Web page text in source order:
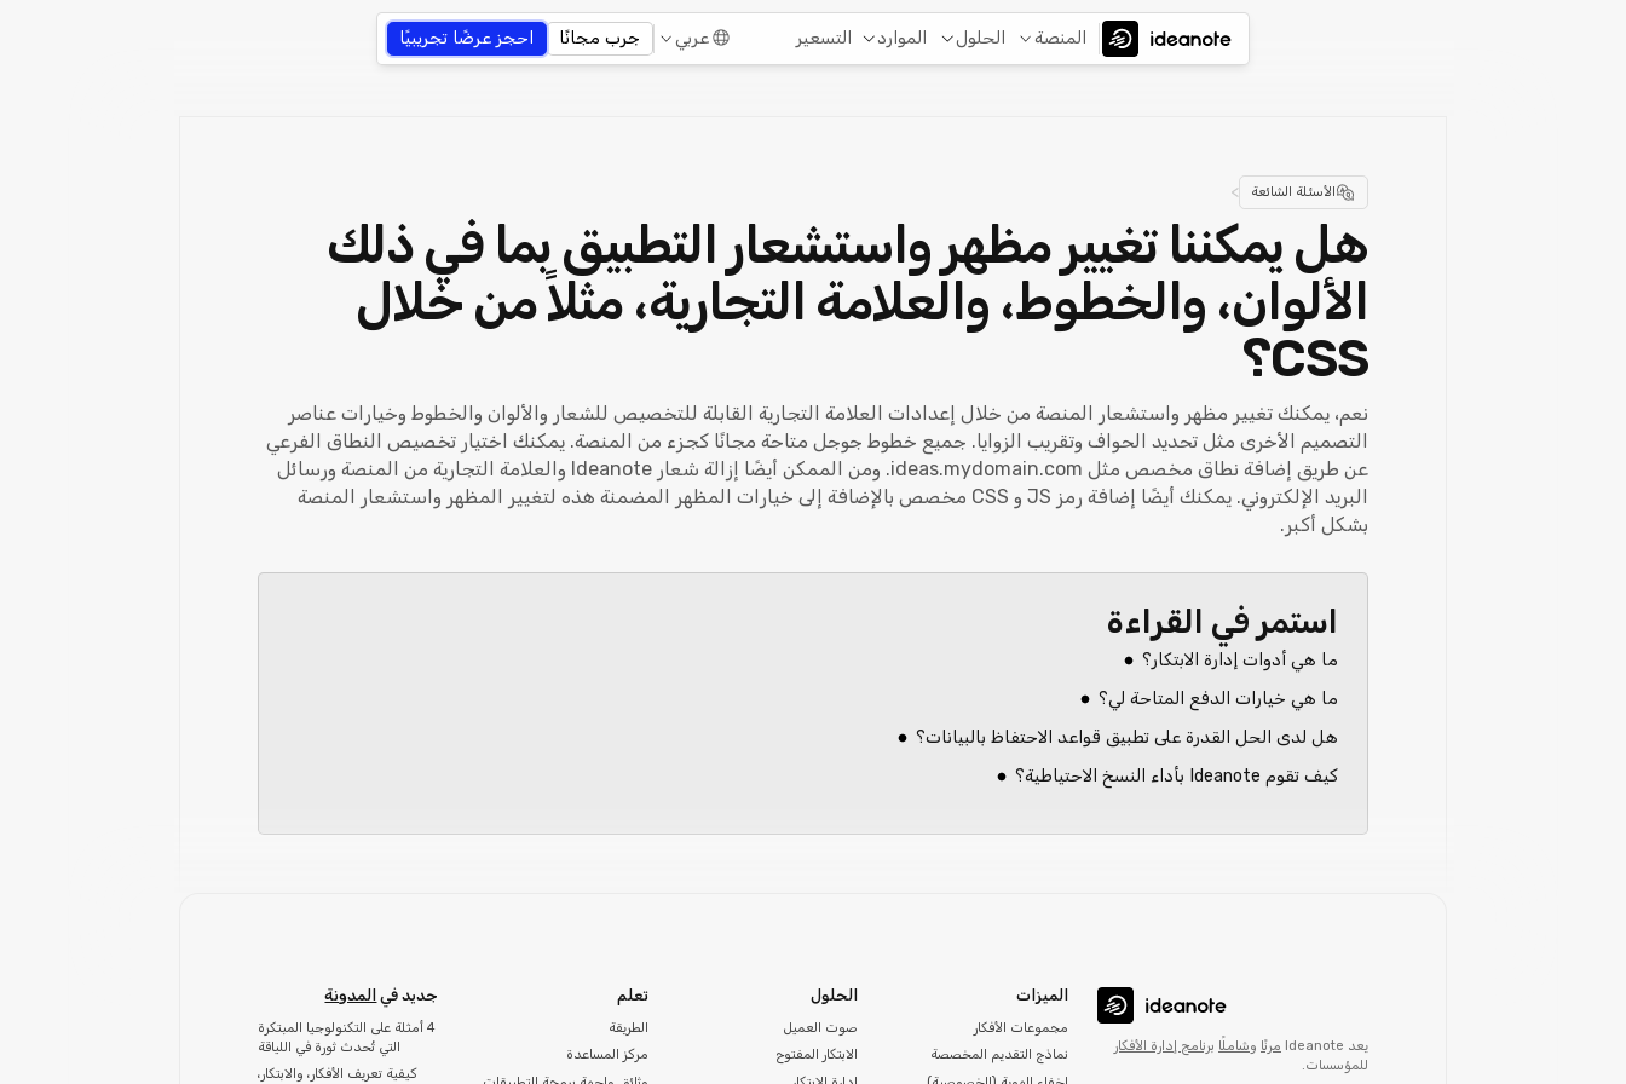
المنصة الحلول الموارد التسعير عربي جرب مجانًا احجز عرضًا تجريبيًا
الأسئلة الشائعة >
هل يمكننا تغيير مظهر واستشعار التطبيق بما في ذلك
الألوان، والخطوط، والعلامة التجارية، مثلاً من خلال
CSS؟
نعم، يمكنك تغيير مظهر واستشعار المنصة من خلال إعدادات العلامة التجارية القابلة للتخصيص للشعار والألوان والخطوط وخيارات عناصر
التصميم الأخرى مثل تحديد الحواف وتقريب الزوايا. جميع خطوط جوجل متاحة مجانًا كجزء من المنصة. يمكنك اختيار تخصيص النطاق الفرعي
عن طريق إضافة نطاق مخصص مثل ideas.mydomain.com. ومن الممكن أيضًا إزالة شعار Ideanote والعلامة التجارية من المنصة ورسائل
البريد الإلكتروني. يمكنك أيضًا إضافة رمز JS و CSS مخصص بالإضافة إلى خيارات المظهر المضمنة هذه لتغيير المظهر واستشعار المنصة
بشكل أكبر.
استمر في القراءة
ما هي أدوات إدارة الابتكار؟
ما هي خيارات الدفع المتاحة لي؟
هل لدى الحل القدرة على تطبيق قواعد الاحتفاظ بالبيانات؟
كيف تقوم Ideanote بأداء النسخ الاحتياطية؟
يعد Ideanote مرنًا وشاملًا برنامج إدارة الأفكار
للمؤسسات.
الميزات
مجموعات الأفكار
نماذج التقديم المخصصة
الحلول
صوت العميل
الابتكار المفتوح
تعلم
الطريقة
مركز المساعدة
جديد في المدونة
4 أمثلة على التكنولوجيا المبتكرة
التي تُحدث ثورة في اللياقة
كيفية تعريف الأفكار، والابتكار،